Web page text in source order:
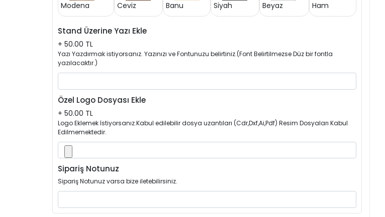
Modena Ceviz Banu Siyah Beyaz Ham
Stand Üzerine Yazı Ekle
+ 50.00 TL
Yazı Yazdırmak istiyorsanız. Yazınızı ve Fontunuzu belirtiniz.(Font Belirtilmezse Düz bir fontla
yazılacaktır.)
Özel Logo Dosyası Ekle
+ 50.00 TL
Logo Eklemek İstiyorsanız.Kabul edilebilir dosya uzantıları (Cdr,Dxf,Ai,Pdf) Resim Dosyaları Kabul
Edilmemektedir.
Sipariş Notunuz
Sipariş Notunuz varsa bize iletebilirsiniz.